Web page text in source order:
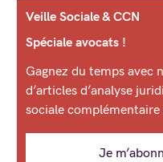
Veille Sociale & CCN
Spéciale avocats !
Gagnez du temps avec
d’articles d’analyse
sociale
Je